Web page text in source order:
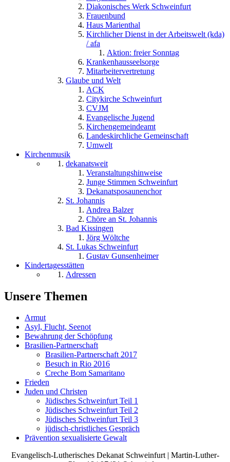
Diakonisches Werk Schweinfurt
Frauenbund
Haus Marienthal
Kirchlicher Dienst in der Arbeitswelt (kda)
/ afa
Aktion: freier Sonntag
Krankenhausseelsorge
Mitarbeitervertretung
Glaube und Welt
ACK
Citykirche Schweinfurt
CVJM
Evangelische Jugend
Kirchengemeindeamt
Landeskirchliche Gemeinschaft
Umwelt
Kirchenmusik
dekanatsweit
Veranstaltungshinweise
Junge Stimmen Schweinfurt
Dekanatsposaunenchor
St. Johannis
Andrea Balzer
Chöre an St. Johannis
Bad Kissingen
Jörg Wöltche
St. Lukas Schweinfurt
Gustav Gunsenheimer
Kindertagesstätten
Adressen
Unsere Themen
Armut
Asyl, Flucht, Seenot
Bewahrung der Schöpfung
Brasilien-Partnerschaft
Brasilien-Partnerschaft 2017
Besuch in Rio 2016
Creche Bom Samaritano
Frieden
Juden und Christen
Jüdisches Schweinfurt Teil 1
Jüdisches Schweinfurt Teil 2
Jüdisches Schweinfurt Teil 3
jüdisch-christliches Gespräch
Prävention sexualisierte Gewalt
Evangelisch-Lutherisches Dekanat Schweinfurt | Martin-Luther-